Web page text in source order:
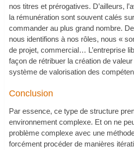
nos titres et prérogatives. D’ailleurs,
la rémunération sont souvent calés
commander au plus grand nombre.
nous identifions à nos rôles, nous «
de projet, commercial… L’entreprise
façon de rétribuer la création de
système de valorisation des
Conclusion
Par essence, ce type de structure
environnement complexe. Et on ne
problème complexe avec une
forcément procéder de manières